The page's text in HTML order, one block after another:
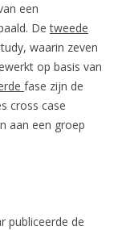
een
Detweede
waarin zeven
op basis van
fase zijn de
cross case
aan een groep
publiceerde de